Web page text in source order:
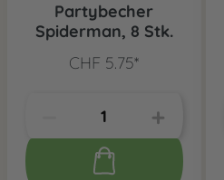
Partybecher
Spiderman, 8 Stk.
CHF 5.75*